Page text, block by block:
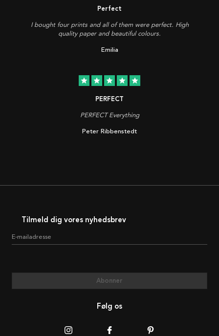
Perfect
I bought four prints and all of them were perfect. High
quality paper and beautiful colours.
Emilia
star star star star star
PERFECT
PERFECT Everything
Peter Ribbenstedt
Tilmeld dig vores nyhedsbrev
E-mailadresse
Abonner
Følg os